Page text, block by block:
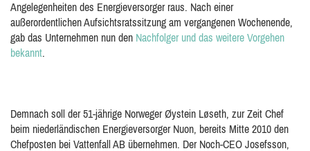
Angelegenheiten des Energieversorger raus. Nach einer
außerordentlichen Aufsichtsratssitzung am vergangenen Wochenende,
gab das Unternehmen nun den Nachfolger und das weitere Vorgehen
bekannt.
Demnach soll der 51-jährige Norweger Øystein Løseth, zur Zeit Chef
beim niederländischen Energieversorger Nuon, bereits Mitte 2010 den
Chefposten bei Vattenfall AB übernehmen. Der Noch-CEO Josefsson,